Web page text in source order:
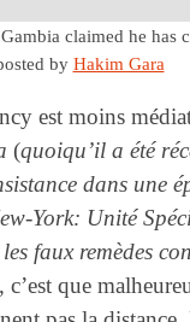
claimed he has
by Hakim Gara
est moins
(quoiqu’il a été
dans une
York: Unité
faux remèdes
c’est que